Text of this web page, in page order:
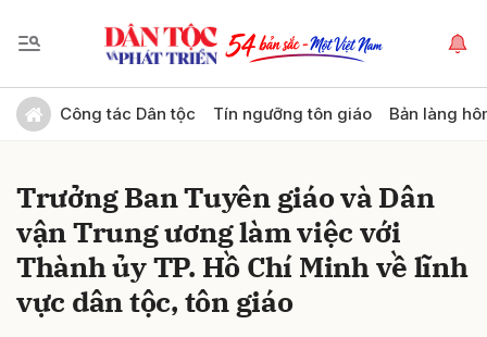
Công tác Dân tộc Tín ngưỡng tôn giáo Bản làng
Trưởng Ban Tuyên giáo và Dân
vận Trung ương làm việc với
Thành ủy TP. Hồ Chí Minh về lĩnh
vực dân tộc, tôn giáo
Gửi bình luận